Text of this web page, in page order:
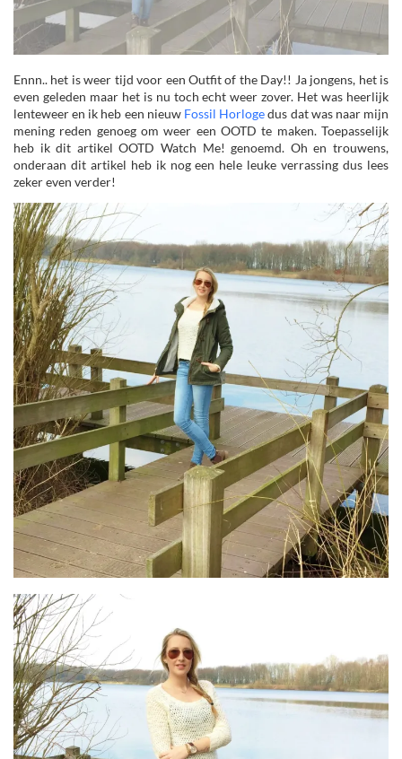
Ennn.. het is weer tijd voor een Outfit of the Day!! Ja jongens, het is
even geleden maar het is nu toch echt weer zover. Het was heerlijk
lenteweer en ik heb een nieuw Fossil Horlogedus dat was naar mijn
mening reden genoeg om weer een OOTD te maken. Toepasselijk
heb ik dit artikel OOTD Watch Me! genoemd. Oh en trouwens,
onderaan dit artikel heb ik nog een hele leuke verrassing dus lees
zeker even verder!